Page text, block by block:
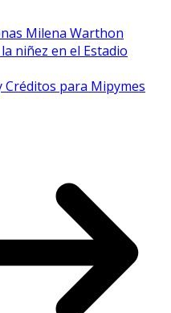
Milena Warthon
niñez en el Estadio
Créditos para Mipymes